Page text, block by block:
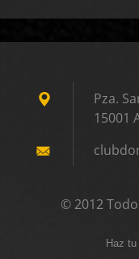
Pza.
15001
© 2012
Haz